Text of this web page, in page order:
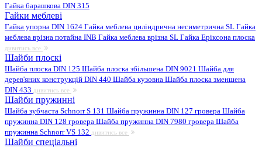
Гайка барашкова DIN 315
Гайки меблеві
Гайка упорна DIN 1624 Гайка меблева циліндрична несиметрична SL Гайка
меблева врізна потайна INB Гайка меблева врізна SL Гайка Еріксона плоска
дивитись все
Шайби плоскі
Шайба плоска DIN 125 Шайба плоска збільшена DIN 9021 Шайба для
дерев'яних конструкцій DIN 440 Шайба кузовна Шайба плоска зменшена
DIN 433 дивитись все
Шайби пружинні
Шайба зубчаста Schnorr S 131 Шайба пружинна DIN 127 гровера Шайба
пружинна DIN 128 гровера Шайба пружинна DIN 7980 гровера Шайба
пружинна Schnorr VS 132 дивитись все
Шайби спеціальні